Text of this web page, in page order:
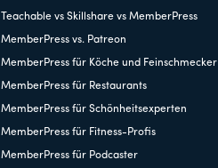
Teachable vs Skillshare vs MemberPress
MemberPress vs. Patreon
MemberPress für Köche und Feinschmecker
MemberPress für Restaurants
MemberPress für Schönheitsexperten
MemberPress für Fitness-Profis
MemberPress für Podcaster